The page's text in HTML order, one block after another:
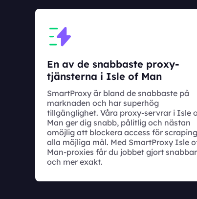
En av de snabbaste proxy-
tjänsterna i Isle of Man
SmartProxy är bland de snabbaste på
marknaden och har superhög
tillgänglighet. Våra proxy-servrar i Isle
Man ger dig snabb, pålitlig och nästan
omöjlig att blockera access för
alla möjliga mål. Med SmartProxy Isle
Man-proxies får du jobbet gjort
och mer exakt.